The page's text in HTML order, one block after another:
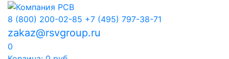
8 (800) 200-02-85 +7 (495) 797-38-71
zakaz@rsvgroup.ru
0